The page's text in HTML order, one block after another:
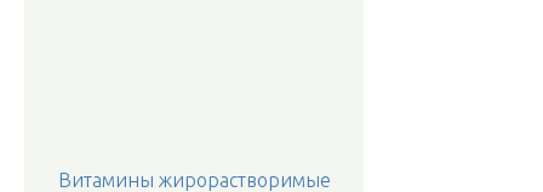
Витамины жирорастворимые